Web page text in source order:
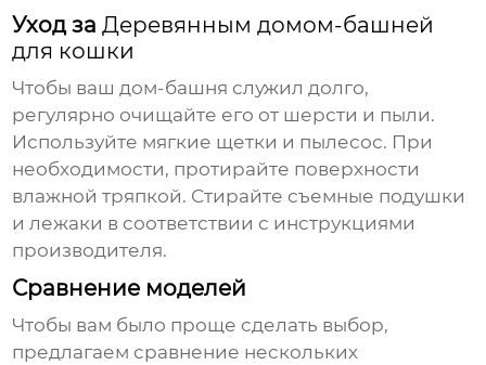
Уход заДеревянным домом-башней
для кошки
Чтобы ваш дом-башня служил долго,
регулярно очищайте его от шерсти и пыли.
Используйте мягкие щетки и пылесос. При
необходимости, протирайте поверхности
влажной тряпкой. Стирайте съемные подушки
и лежаки в соответствии с инструкциями
производителя.
Сравнение моделей
Чтобы вам было проще сделать выбор,
предлагаем сравнение нескольких